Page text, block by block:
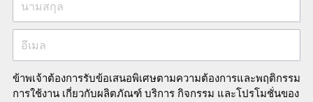
นามสกุล
อีเมล
ข้าพเจ้าต้องการรับข้อเสนอพิเศษตามความต้องการและพฤติกรรม
การใช้งาน เกี่ยวกับผลิตภัณฑ์ บริการ กิจกรรม และโปรโมชั่นของ